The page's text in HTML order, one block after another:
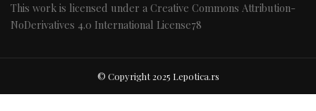
This work is licensed under a Creative Commons Attribution-
NoDerivatives 4.0 International License78
© Copyright 2025 Lepotica.rs